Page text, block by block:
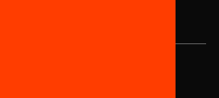
de...